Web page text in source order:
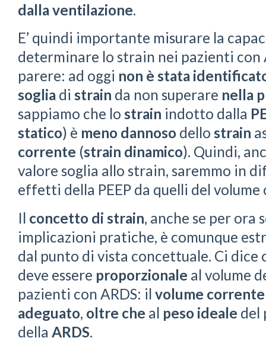
dalla ventilazione.
E’ quindi importante misurare la
determinare lo strain nei pazienti con
parere: ad oggi non è stata
soglia di strain da non superare nella
sappiamo che lo strain indotto dalla
statico) è meno dannoso dello strain
corrente (strain dinamico). Quindi,
valore soglia allo strain, saremmo in
effetti della PEEP da quelli del
Il concetto di strain, anche se per ora
implicazioni pratiche, è comunque
dal punto di vista concettuale. Ci dice
deve essere proporzionale al volume
pazienti con ARDS: il volume corrente
adeguato, oltre che al peso ideale del
della ARDS.